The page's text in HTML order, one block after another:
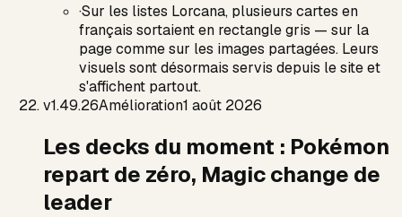
·Sur les listes Lorcana, plusieurs cartes en
français sortaient en rectangle gris — sur la
page comme sur les images partagées. Leurs
visuels sont désormais servis depuis le site et
s'affichent partout.
v1.49.26Amélioration1 août 2026
Les decks du moment : Pokémon
repart de zéro, Magic change de
leader